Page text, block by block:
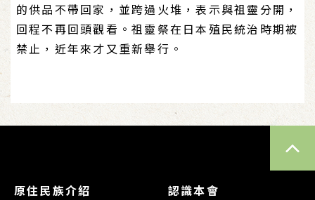
的供品不帶回家，並跨過火堆，表示與祖靈分開，
回程不再回頭觀看。祖靈祭在日本殖民統治時期被
禁止，近年來才又重新舉行。
原住民族介紹 認識本會